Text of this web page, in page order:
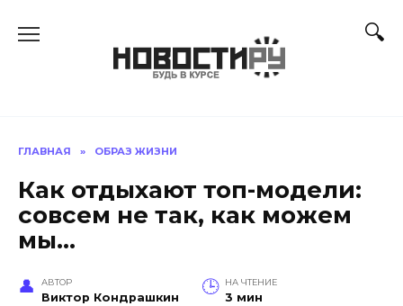
ГЛАВНАЯ » ОБРАЗ ЖИЗНИ
Как отдыхают топ-модели:
совсем не так, как можем
мы…
АВТОР
Виктор Кондрашкин
НА ЧТЕНИЕ
3 мин